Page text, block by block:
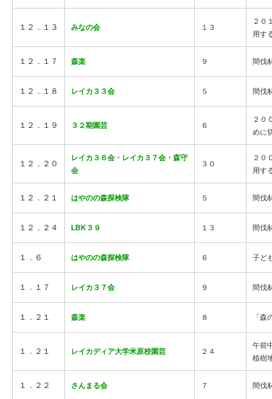
１２．１３ みなの会 １３
２０
用す
１２．１７ 森楽 ９ 間伐
１２．１８ レイカ３３会 ５ 間伐
１２．１９ ３２期園芸 ６
２０
めに
１２．２０
レイカ３６会・レイカ３７会・森守
会
３０
２０
用す
１２．２１ はやのの森探検隊 ５ 間伐
１２．２４ LBK３９ １３ 間伐
１．６ はやのの森探検隊 ６ 子ど
１．１７ レイカ３７会 ９ 間伐
１．２１ 森楽 ８ 「
１．２１ レイカディア大学米原校園芸 ２４
午前
植樹
１．２２ さんまる会 ７ 間伐